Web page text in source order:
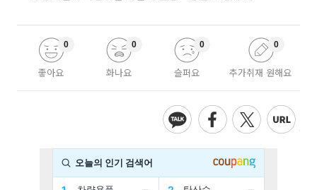
좋아요
0
화나요
0
슬퍼요
0
추가취재 원해요
0